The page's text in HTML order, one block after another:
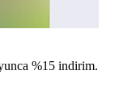
%15 indirim.